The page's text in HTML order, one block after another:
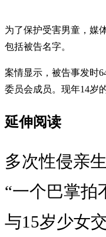
为了保护受害男童，媒
包括被告名字。
案情显示，被告事发时
委员会成员。现年14岁
延伸阅读
多次性侵亲
“一个巴掌拍
与15岁少女